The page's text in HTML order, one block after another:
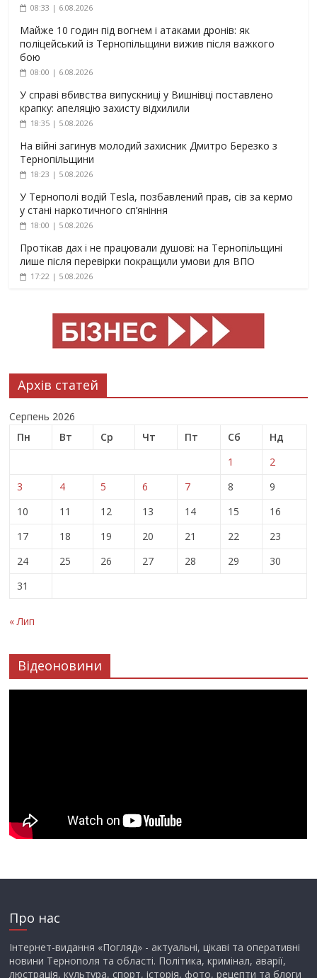
08:33 | 6.08.2026
Майже 10 годин під вогнем і атаками дронів: як
поліцейський із Тернопільщини вижив після важкого
бою
08:00 | 6.08.2026
У справі вбивства випускниці у Вишнівці поставлено
крапку: апеляцію захисту відхилили
18:35 | 5.08.2026
На війні загинув молодий захисник Дмитро Березко з
Тернопільщини
18:23 | 5.08.2026
У Тернополі водій Tesla, позбавлений прав, сів за кермо
у стані наркотичного сп’яніння
18:00 | 5.08.2026
Протікав дах і не працювали душові: на Тернопільщині
лише після перевірки покращили умови для ВПО
17:22 | 5.08.2026
Архів статей
Серпень 2026
Пн
Вт Ср Чт Пт Сб
Нд
1
2
3
4 5 6 7 8
9
10
11 12 13 14 15
16
17
18 19 20 21 22
23
24
25 26 27 28 29
30
31
« Лип
Відеоновини
Про нас
Інтернет-видання «Погляд» - актуальні, цікаві та оперативні
новини Тернополя та області. Політика, кримінал, аварії,
люстрація, культура, спорт, історія, фото, рецепти та блоги